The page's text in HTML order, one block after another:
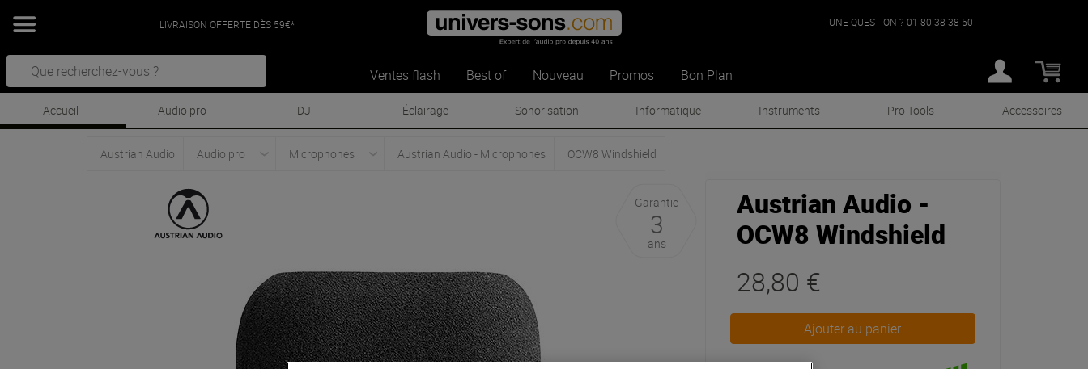
LIVRAISON OFFERTE DÈS 59€*
Ventes flash Best of Nouveau Promos Bon Plan
UNE QUESTION ? 01 80 38 38 50
Accueil Audio pro DJ Éclairage Sonorisation Informatique Instruments Pro Tools Accessoires
Austrian Audio Audio pro Microphones Austrian Audio - Microphones OCW8 Windshield
Garantie
3
ans
Austrian Audio -
OCW8 Windshield
28,80 €
Ajouter au panier